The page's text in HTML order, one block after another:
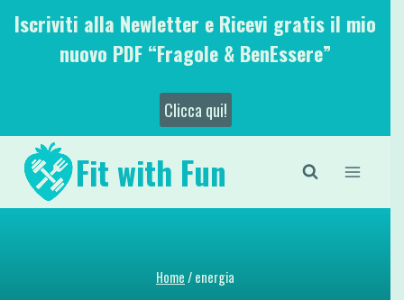
SaltaIscriviti alla Newletter e Ricevi gratis il mio
nuovo PDF “Fragole & BenEssere”
Clicca qui!
Fit with Fun
Home/energia